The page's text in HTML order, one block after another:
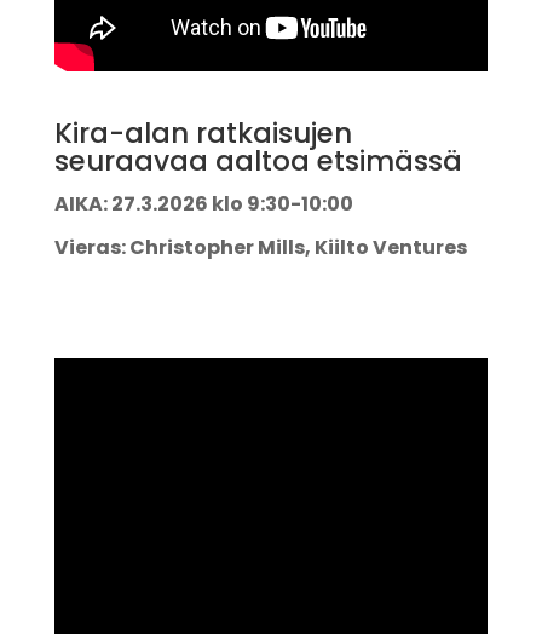
Kira-alan ratkaisujen
seuraavaa aaltoa etsimässä
AIKA: 27.3.2026 klo 9:30-10:00
Vieras: Christopher Mills, Kiilto Ventures